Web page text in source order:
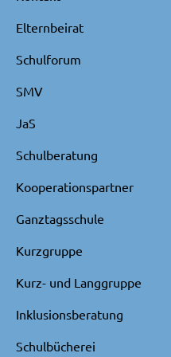
Elternbeirat
Schulforum
SMV
JaS
Schulberatung
Kooperationspartner
Ganztagsschule
Kurzgruppe
Kurz- und Langgruppe
Inklusionsberatung
Schulbücherei